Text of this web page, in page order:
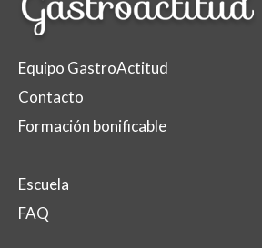
Equipo GastroActitud
Contacto
Formación bonificable
Escuela
FAQ